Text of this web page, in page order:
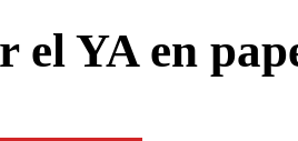
el YA en